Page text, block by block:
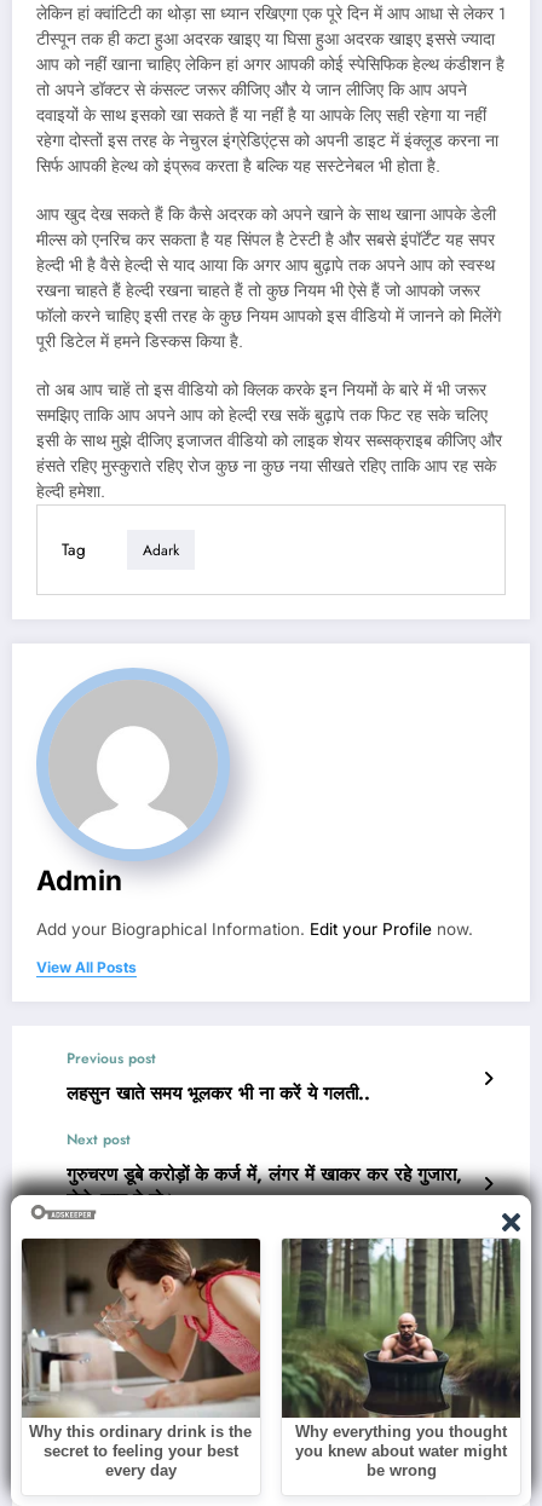
लेकिन हां क्वांटिटी का थोड़ा सा ध्यान रखिएगा एक पूरे दिन में आप आधा से लेकर 1
टीस्पून तक ही कटा हुआ अदरक खाइए या घिसा हुआ अदरक खाइए इससे ज्यादा
आप को नहीं खाना चाहिए लेकिन हां अगर आपकी कोई स्पेसिफिक हेल्थ कंडीशन है
तो अपने डॉक्टर से कंसल्ट जरूर कीजिए और ये जान लीजिए कि आप अपने
दवाइयों के साथ इसको खा सकते हैं या नहीं है या आपके लिए सही रहेगा या नहीं
रहेगा दोस्तों इस तरह के नेचुरल इंग्रेडिएंट्स को अपनी डाइट में इंक्लूड करना ना
सिर्फ आपकी हेल्थ को इंप्रूव करता है बल्कि यह सस्टेनेबल भी होता है.
आप खुद देख सकते हैं कि कैसे अदरक को अपने खाने के साथ खाना आपके डेली
मील्स को एनरिच कर सकता है यह सिंपल है टेस्टी है और सबसे इंपॉर्टेंट यह सपर
हेल्दी भी है वैसे हेल्दी से याद आया कि अगर आप बुढ़ापे तक अपने आप को स्वस्थ
रखना चाहते हैं हेल्दी रखना चाहते हैं तो कुछ नियम भी ऐसे हैं जो आपको जरूर
फॉलो करने चाहिए इसी तरह के कुछ नियम आपको इस वीडियो में जानने को मिलेंगे
पूरी डिटेल में हमने डिस्कस किया है.
तो अब आप चाहें तो इस वीडियो को क्लिक करके इन नियमों के बारे में भी जरूर
समझिए ताकि आप अपने आप को हेल्दी रख सकें बुढ़ापे तक फिट रह सके चलिए
इसी के साथ मुझे दीजिए इजाजत वीडियो को लाइक शेयर सब्सक्राइब कीजिए और
हंसते रहिए मुस्कुराते रहिए रोज कुछ ना कुछ नया सीखते रहिए ताकि आप रह सके
हेल्दी हमेशा.
Tag Adark
Admin
Add your Biographical Information. Edit your Profile now.
View All Posts
Previous post
लहसुन खाते समय भूलकर भी ना करें ये गलती..
Next post
गुरुचरण डूबे करोड़ों के कर्ज में, लंगर में खाकर कर रहे गुजारा,
बोले- काम दे दो।
RELATED POSTS